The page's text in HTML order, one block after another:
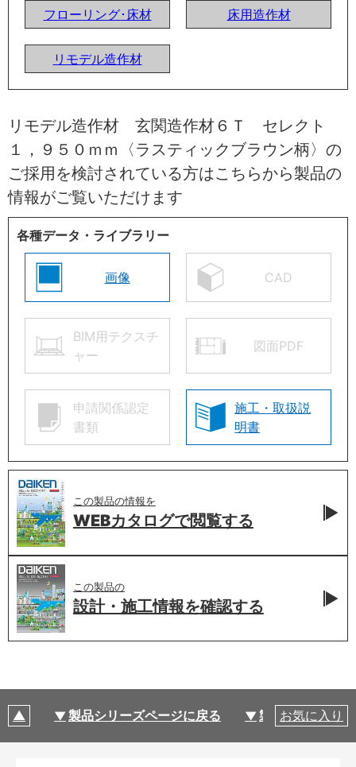
フローリング･床材
床用造作材
リモデル造作材
リモデル造作材 玄関造作材６Ｔ セレクト
１，９５０ｍｍ〈ラスティックブラウン柄〉の
ご採用を検討されている方はこちらから製品の
情報がご覧いただけます
各種データ・ライブラリー
画像 CAD
BIM用テクスチ
ャー
図面PDF
申請関係認定
書類
施工・取扱説
明書
この製品の情報を
WEBカタログで閲覧する
この製品の
設計・施工情報を確認する
製品シリーズページに戻る 製品仕様
お気に入り